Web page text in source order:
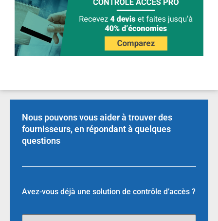
Nous pouvons vous aider à trouver des
fournisseurs, en répondant à quelques
questions
Avez-vous déjà une solution de contrôle d’accès ?